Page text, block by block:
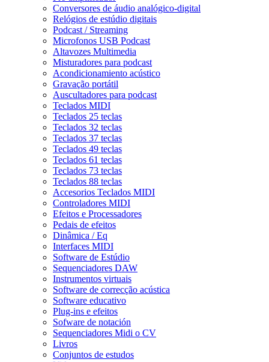
Conversores de áudio analógico-digital
Relógios de estúdio digitais
Podcast / Streaming
Microfonos USB Podcast
Altavozes Multimedia
Misturadores para podcast
Acondicionamiento acústico
Gravação portátil
Auscultadores para podcast
Teclados MIDI
Teclados 25 teclas
Teclados 32 teclas
Teclados 37 teclas
Teclados 49 teclas
Teclados 61 teclas
Teclados 73 teclas
Teclados 88 teclas
Accesorios Teclados MIDI
Controladores MIDI
Efeitos e Processadores
Pedais de efeitos
Dinâmica / Eq
Interfaces MIDI
Software de Estúdio
Sequenciadores DAW
Instrumentos virtuais
Software de correcção acústica
Software educativo
Plug-ins e efeitos
Sofware de notación
Sequenciadores Midi o CV
Livros
Conjuntos de estudos